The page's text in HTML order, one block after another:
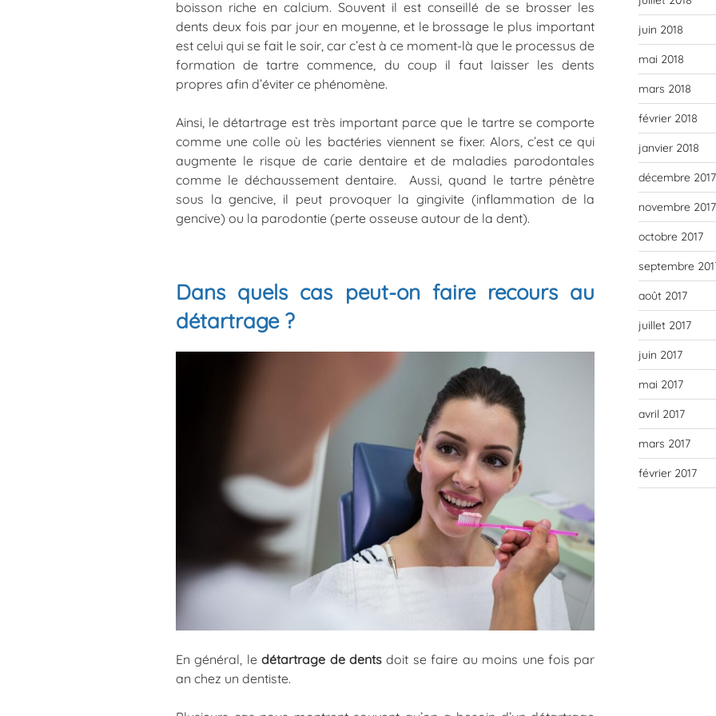
boisson riche en calcium. Souvent il est conseillé de se brosser les
dents deux fois par jour en moyenne, et le brossage le plus important
est celui qui se fait le soir, car c’est à ce moment-là que le processus de
formation de tartre commence, du coup il faut laisser les dents
propres afin d’éviter ce phénomène.
Ainsi, le détartrage est très important parce que le tartre se comporte
comme une colle où les bactéries viennent se fixer. Alors, c’est ce qui
augmente le risque de carie dentaire et de maladies parodontales
comme le déchaussement dentaire. Aussi, quand le tartre pénètre
sous la gencive, il peut provoquer la gingivite (inflammation de la
gencive) ou la parodontie (perte osseuse autour de la dent).
Dans quels cas peut-on faire recours au
détartrage ?
En général, ledétartrage de dents doit se faire au moins une fois par
an chez un dentiste.
juin 2018
mai 2018
mars 2018
février 2018
janvier 2018
décembre 2017
novembre 2017
octobre 2017
septembre
août 2017
juillet 2017
juin 2017
mai 2017
avril 2017
mars 2017
février 2017